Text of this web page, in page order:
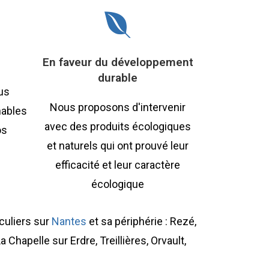
En faveur du développement
durable
Nous proposons d'intervenir
avec des produits écologiques
et naturels qui ont prouvé leur
efficacité et leur caractère
écologique
sur Nantes et sa périphérie : Rezé,
Chapelle sur Erdre, Treillières, Orvault,